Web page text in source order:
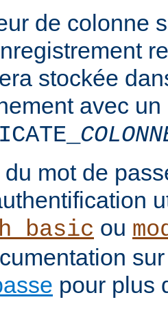
de colonne
stockée
avec
mot de
ou
pour plus